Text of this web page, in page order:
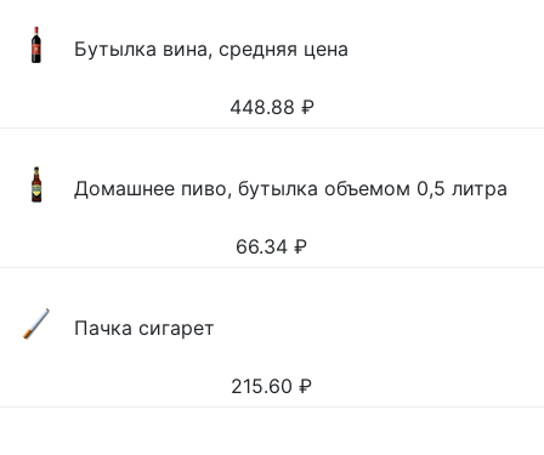
Бутылка вина, средняя цена
448.88 ₽
Домашнее пиво, бутылка объемом 0,5 литра
66.34 ₽
Пачка сигарет
215.60 ₽